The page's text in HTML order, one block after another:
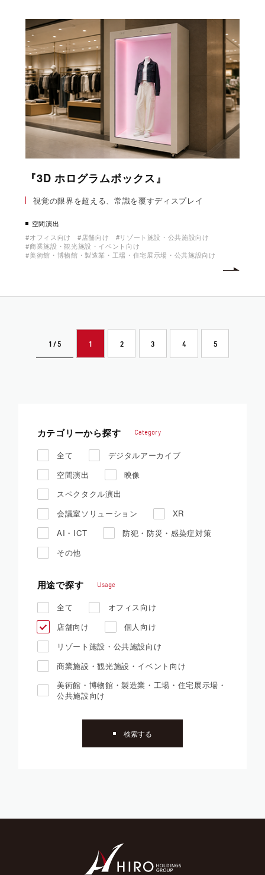
『3D ホログラムボックス』
視覚の限界を超える、常識を覆すディスプレイ
空間演出
オフィス向け
店舗向け
リゾート施設・公共施設向け
商業施設・観光施設・イベント向け
美術館・博物館・製造業・工場・住宅展示場・公共施設向け
1 / 5 1 2 3 4 5
カテゴリーから探す Category
全て
デジタルアーカイブ
空間演出
映像
スペクタクル演出
会議室ソリューション
XR
AI・ICT
防犯・防災・感染症対策
その他
用途で探す Usage
全て
オフィス向け
店舗向け
個人向け
リゾート施設・公共施設向け
商業施設・観光施設・イベント向け
美術館・博物館・製造業・工場・住宅展示場・
公共施設向け
検索する